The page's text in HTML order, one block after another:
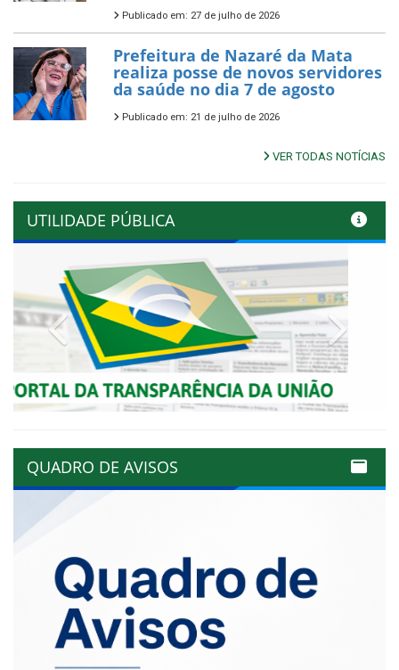
Publicado em: 27 de julho de 2026
Prefeitura de Nazaré da Mata
realiza posse de novos servidores
da saúde no dia 7 de agosto
Publicado em: 21 de julho de 2026
VER TODAS NOTÍCIAS
UTILIDADE PÚBLICA
Previous
QUADRO DE AVISOS